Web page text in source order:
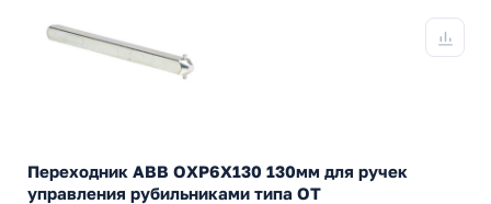
Переходник ABB ОХP6X130 130мм для ручек
управления рубильниками типа ОТ